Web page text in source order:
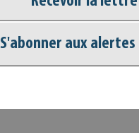
Nos veilles Scoop.it
Recevoir la lettre
S'abonner aux alertes